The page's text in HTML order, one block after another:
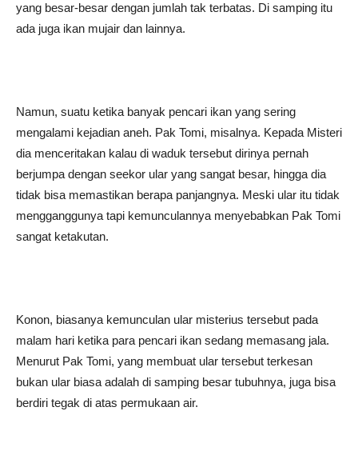
yang besar-besar dengan jumlah tak terbatas. Di samping itu
ada juga ikan mujair dan lainnya.
Namun, suatu ketika banyak pencari ikan yang sering
mengalami kejadian aneh. Pak Tomi, misalnya. Kepada Misteri
dia menceritakan kalau di waduk tersebut dirinya pernah
berjumpa dengan seekor ular yang sangat besar, hingga dia
tidak bisa memastikan berapa panjangnya. Meski ular itu tidak
mengganggunya tapi kemunculannya menyebabkan Pak Tomi
sangat ketakutan.
Konon, biasanya kemunculan ular misterius tersebut pada
malam hari ketika para pencari ikan sedang memasang jala.
Menurut Pak Tomi, yang membuat ular tersebut terkesan
bukan ular biasa adalah di samping besar tubuhnya, juga bisa
berdiri tegak di atas permukaan air.